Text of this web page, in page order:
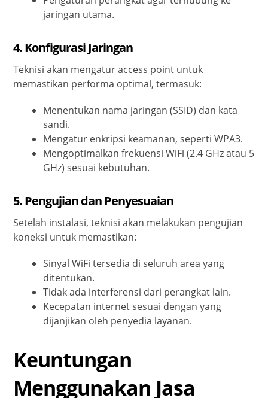
jaringan utama.
4. Konfigurasi Jaringan
Teknisi akan mengatur access point untuk
memastikan performa optimal, termasuk:
Menentukan nama jaringan (SSID) dan kata
sandi.
Mengatur enkripsi keamanan, seperti WPA3.
Mengoptimalkan frekuensi WiFi (2.4 GHz atau 5
GHz) sesuai kebutuhan.
5. Pengujian dan Penyesuaian
Setelah instalasi, teknisi akan melakukan pengujian
koneksi untuk memastikan:
Sinyal WiFi tersedia di seluruh area yang
ditentukan.
Tidak ada interferensi dari perangkat lain.
Kecepatan internet sesuai dengan yang
dijanjikan oleh penyedia layanan.
Keuntungan
Menggunakan Jasa